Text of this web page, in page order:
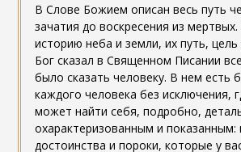
В Слове Божием описан весь путь
зачатия до воскресения из
историю неба и земли, их путь,
Бог сказал в Священном Писании
было сказать человеку. В нем есть
каждого человека без исключения,
может найти себя, подробно,
охарактеризованным и показанным:
достоинства и пороки, которые у